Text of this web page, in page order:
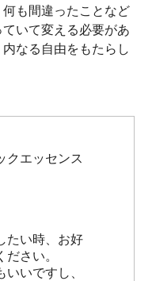
も間違ったことなど
いて変える必要があ
なる自由をもたらし
エッセンス
たい時、お好
さい。
いですし、